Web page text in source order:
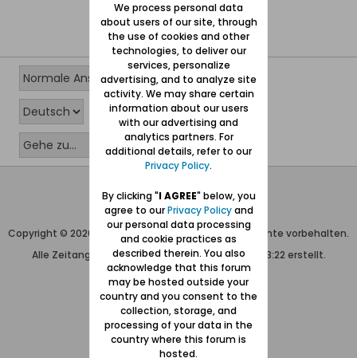
Wolfgang Naujocks MMXXVI
Powered byvBulletin®
Copyright © 2026 MH Sub I, LLC dba vBulletin. Alle Rechte vorbehalten.
Alle Zeitangaben in WEZ+1. Die Seite wurde um 13:22 erstellt.
We process personal data
about users of our site, through
the use of cookies and other
technologies, to deliver our
services, personalize
advertising, and to analyze site
activity. We may share certain
information about our users
with our advertising and
analytics partners. For
additional details, refer to our
Privacy Policy.
By clicking "I AGREE" below, you
agree to ourPrivacy Policyand
our personal data processing
and cookie practices as
described therein. You also
acknowledge that this forum
may be hosted outside your
country and you consent to the
collection, storage, and
processing of your data in the
country where this forum is
hosted.